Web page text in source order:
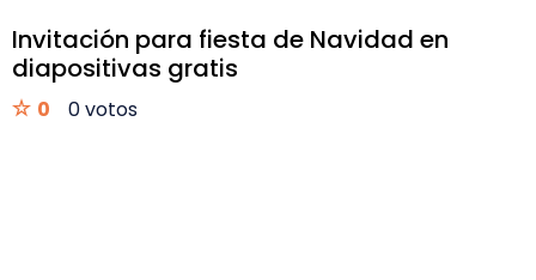
Invitación para fiesta de Navidad en
diapositivas gratis
0 0 votos